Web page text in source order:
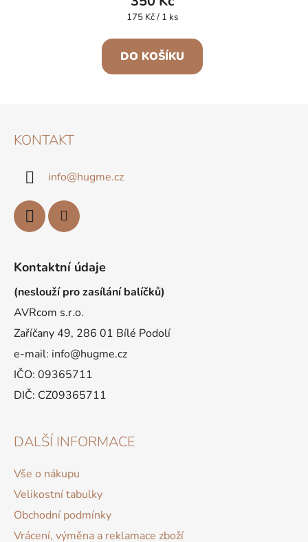
Měrná
175 Kč / 1 ks
DO KOŠÍKU
KONTAKT
info@hugme.cz
Kontaktní údaje
(neslouží pro zasílání balíčků)
AVRcom s.r.o.
Zaříčany 49, 286 01 Bílé Podolí
e-mail: info@hugme.cz
IČO: 09365711
DIČ: CZ09365711
DALŠÍ INFORMACE
Vše o nákupu
Velikostní tabulky
Obchodní podmínky
Vrácení, výměna a reklamace zboží